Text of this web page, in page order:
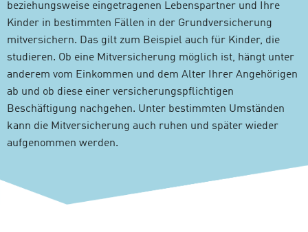
beziehungsweise eingetragenen Lebenspartner und Ihre
Kinder in bestimmten Fällen in der Grundversicherung
mitversichern. Das gilt zum Beispiel auch für Kinder, die
studieren. Ob eine Mitversicherung möglich ist, hängt unter
anderem vom Einkommen und dem Alter Ihrer Angehörigen
ab und ob diese einer versicherungspflichtigen
Beschäftigung nachgehen. Unter bestimmten Umständen
kann die Mitversicherung auch ruhen und später wieder
aufgenommen werden.